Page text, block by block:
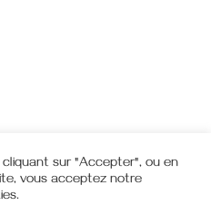
sur "Accepter", ou en
vous acceptez notre